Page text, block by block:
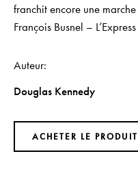
franchit encore une
François Busnel – L’Express
Auteur
Douglas Kennedy
ACHETER LE PRODUIT